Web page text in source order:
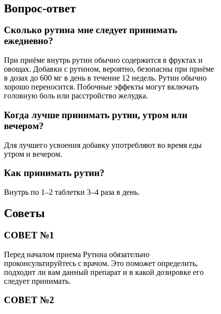
Вопрос-ответ
Сколько рутина мне следует принимать
ежедневно?
При приёме внутрь рутин обычно содержится в фруктах и
овощах. Добавки с рутином, вероятно, безопасны при приёме
в дозах до 600 мг в день в течение 12 недель. Рутин обычно
хорошо переносится. Побочные эффекты могут включать
головную боль или расстройство желудка.
Когда лучше принимать рутин, утром или
вечером?
Для лучшего усвоения добавку употребляют во время еды
утром и вечером.
Как принимать рутин?
Внутрь по 1–2 таблетки 3–4 раза в день.
Советы
СОВЕТ №1
Перед началом приема Рутина обязательно
проконсультируйтесь с врачом. Это поможет определить,
подходит ли вам данный препарат и в какой дозировке его
следует принимать.
СОВЕТ №2